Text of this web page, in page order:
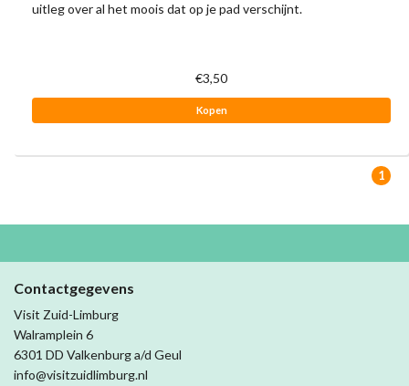
uitleg over al het moois dat op je pad verschijnt.
€3,50
Kopen
1
Contactgegevens
Visit Zuid-Limburg
Walramplein 6
6301 DD Valkenburg a/d Geul
info@visitzuidlimburg.nl